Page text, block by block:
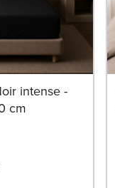
intense -
cm